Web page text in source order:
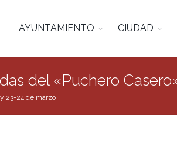
AYUNTAMIENTO CIUDAD
del «Puchero
23-24 de marzo